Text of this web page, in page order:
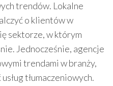
trendów. Lokalne
o klientów w
sektorze, w którym
Jednocześnie, agencje
trendami w branży,
tłumaczeniowych.